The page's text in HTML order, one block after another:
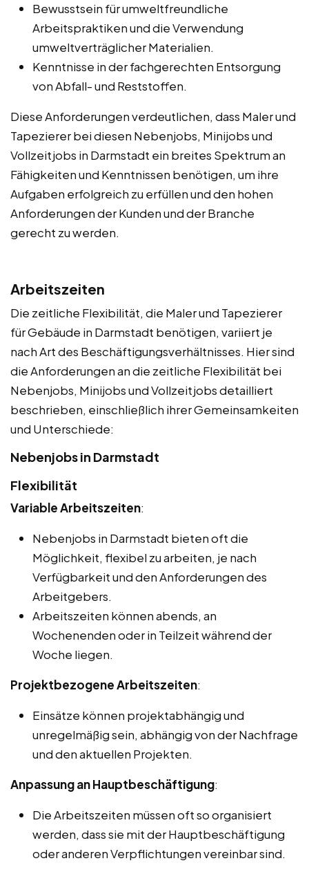
Bewusstsein für umweltfreundliche
Arbeitspraktiken und die Verwendung
umweltverträglicher Materialien.
Kenntnisse in der fachgerechten Entsorgung
von Abfall- und Reststoffen.
Diese Anforderungen verdeutlichen, dass Maler und
Tapezierer bei diesen Nebenjobs, Minijobs und
Vollzeitjobs in Darmstadt ein breites Spektrum an
Fähigkeiten und Kenntnissen benötigen, um ihre
Aufgaben erfolgreich zu erfüllen und den hohen
Anforderungen der Kunden und der Branche
gerecht zu werden.
Arbeitszeiten
Die zeitliche Flexibilität, die Maler und Tapezierer
für Gebäude in Darmstadt benötigen, variiert je
nach Art des Beschäftigungsverhältnisses. Hier sind
die Anforderungen an die zeitliche Flexibilität bei
Nebenjobs, Minijobs und Vollzeitjobs detailliert
beschrieben, einschließlich ihrer Gemeinsamkeiten
und Unterschiede:
Nebenjobs in Darmstadt
Flexibilität
Variable Arbeitszeiten:
Nebenjobs in Darmstadt bieten oft die
Möglichkeit, flexibel zu arbeiten, je nach
Verfügbarkeit und den Anforderungen des
Arbeitgebers.
Arbeitszeiten können abends, an
Wochenenden oder in Teilzeit während der
Woche liegen.
Projektbezogene Arbeitszeiten:
Einsätze können projektabhängig und
unregelmäßig sein, abhängig von der Nachfrage
und den aktuellen Projekten.
Anpassung an Hauptbeschäftigung:
Die Arbeitszeiten müssen oft so organisiert
werden, dass sie mit der Hauptbeschäftigung
oder anderen Verpflichtungen vereinbar sind.